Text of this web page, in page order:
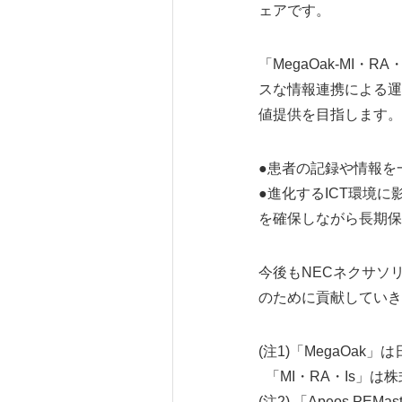
ェアです。
「MegaOak-MI・RA
スな情報連携による
値提供を目指します。
●患者の記録や情報
●進化するICT環境に
を確保しながら長期
今後もNECネクサソ
のために貢献してい
(注1)「MegaOak」は
「MI・RA・Is」は